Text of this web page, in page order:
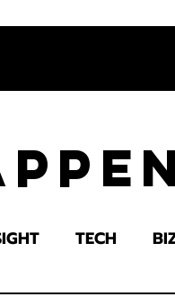
TECH